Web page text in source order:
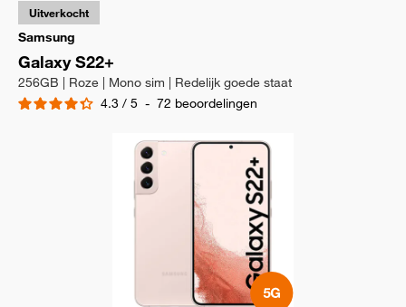
Samsung
Galaxy S22+
256GB | Roze | Mono sim | Redelijk goede staat
4.3 / 5 - 72 beoordelingen
Uitverkocht